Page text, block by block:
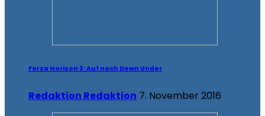
Forza Horizon 3: Auf nach Down Under
Redaktion Redaktion 7. November 2016